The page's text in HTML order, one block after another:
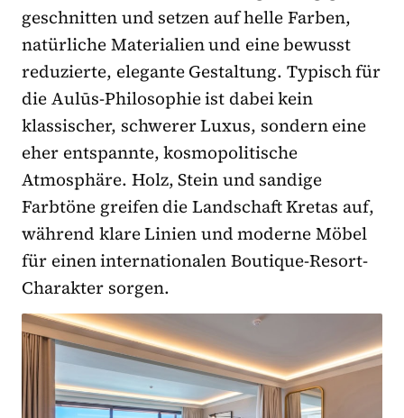
geschnitten und setzen auf helle Farben,
natürliche Materialien und eine bewusst
reduzierte, elegante Gestaltung. Typisch für
die Aulūs-Philosophie ist dabei kein
klassischer, schwerer Luxus, sondern eine
eher entspannte, kosmopolitische
Atmosphäre. Holz, Stein und sandige
Farbtöne greifen die Landschaft Kretas auf,
während klare Linien und moderne Möbel
für einen internationalen Boutique-Resort-
Charakter sorgen.